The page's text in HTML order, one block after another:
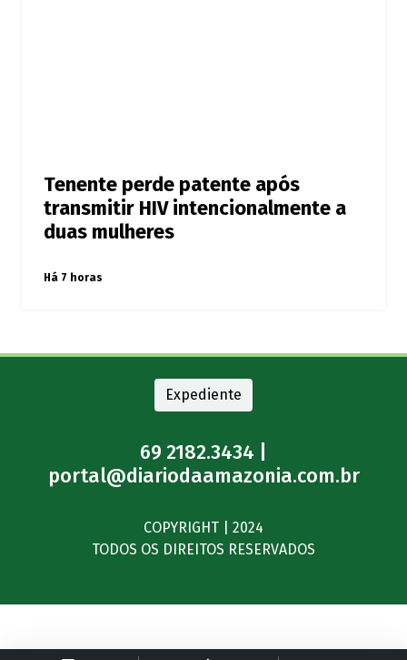
Tenente perde patente após
transmitir HIV intencionalmente a
duas mulheres
Há 7 horas
Expediente
69 2182.3434 |
portal@diariodaamazonia.com.br
COPYRIGHT | 2024
TODOS OS DIREITOS RESERVADOS